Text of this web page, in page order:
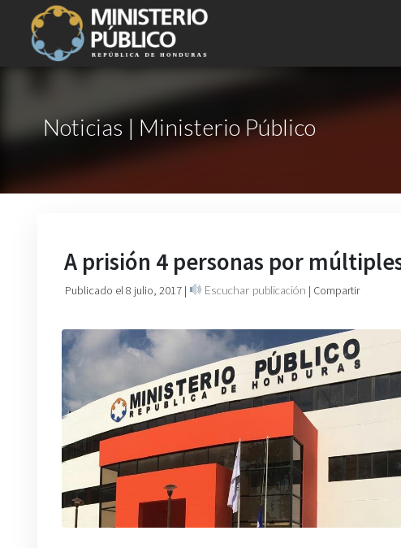
Noticias | Ministerio Público
A prisión 4 personas por
Publicado el 8 julio, 2017 | Escuchar publicación | Compartir